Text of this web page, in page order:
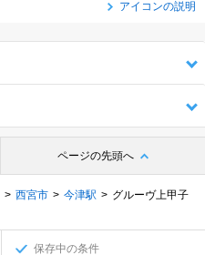
アイコンの説明
ページの先頭へ
西宮市 今津駅
グルーヴ上甲子
保存中の条件